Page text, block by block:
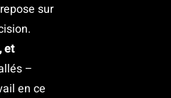
sur
et
–
en ce